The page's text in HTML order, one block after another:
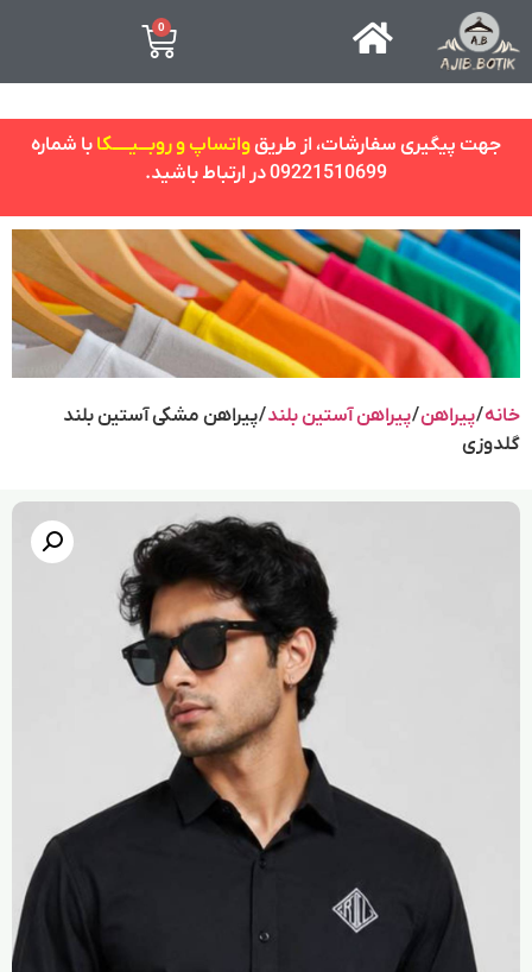
0
جهت پیگیری سفارشات، از طریقواتساپ و روبـــیـــــکا با شماره
09221510699 در ارتباط باشید.
خانه/پیراهن/پیراهن آستین بلند/ پیراهن مشکی آستین بلند
گلدوزی